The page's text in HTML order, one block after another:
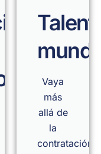
Vaya
más
allá de
la
contratación